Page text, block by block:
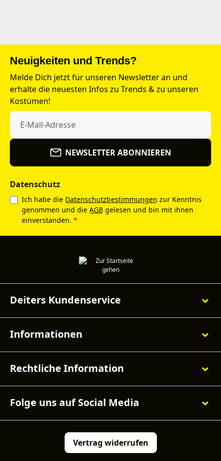
Neuigkeiten und Trends?
Melde Dich jetzt für unseren Newsletter an und
erhalte die neuesten Infos zu Trends & zu unseren
Kostümen!
NEWSLETTER ABONNIEREN
Datenschutz
Ich habe die Datenschutzbestimmungen zur Kenntnis
genommen und die AGB gelesen und bin mit ihnen
einverstanden. *
Deiters Kundenservice
Informationen
Rechtliche Information
Folge uns auf Social Media
Vertrag widerrufen